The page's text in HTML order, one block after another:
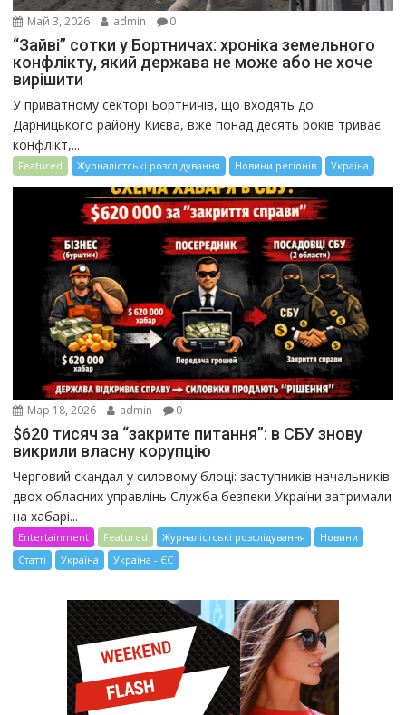
Май 3, 2026 admin 0
“Зайві” сотки у Бортничах: хроніка земельного
конфлікту, який держава не може або не хоче
вирішити
У приватному секторі Бортничів, що входять до
Дарницького району Києва, вже понад десять років триває
конфлікт,...
Featured Журналістські розслідування Новини регіонів Україна
Мар 18, 2026 admin 0
$620 тисяч за “закрите питання”: в СБУ знову
викрили власну корупцію
Черговий скандал у силовому блоці: заступників начальників
двох обласних управлінь Служба безпеки України затримали
на хабарі...
Entertainment Featured Журналістські розслідування
Новини
Статті
Україна Україна - ЄС